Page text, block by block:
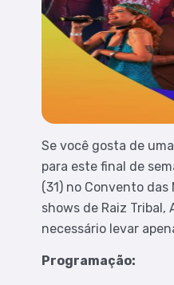
Se você gosta de
para este final de
(31) no Convento
shows de Raiz
necessário levar
Programação: